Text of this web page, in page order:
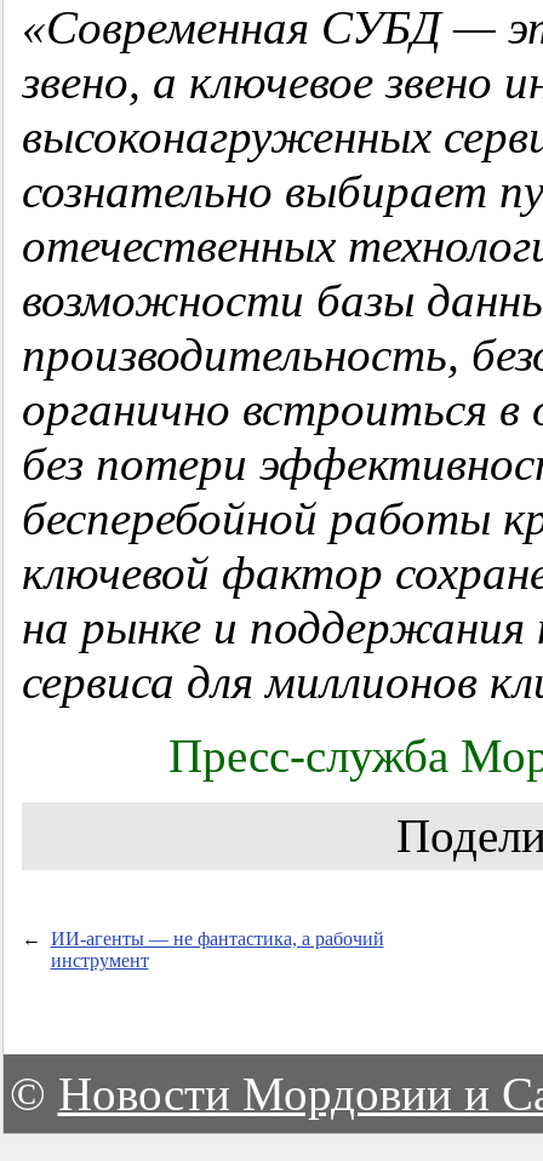
«Современная СУБД —
звено, а ключевое звено
высоконагруженных
сознательно выбирает
отечественных
возможности базы
производительность,
органично встроиться в
без потери
бесперебойной работы
ключевой фактор
на рынке и
сервиса для миллионов
Пресс-служба
←
ИИ-агенты — не фантастика, а рабочий
инструмент
© Новости Мордовии и